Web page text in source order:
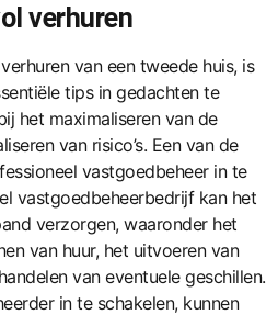
verhuren
van een tweede huis, is
tips in gedachten te
het maximaliseren van de
van risico’s. Een van de
vastgoedbeheer in te
vastgoedbeheerbedrijf kan het
verzorgen, waaronder het
van huur, het uitvoeren van
van eventuele geschillen.
in te schakelen, kunnen